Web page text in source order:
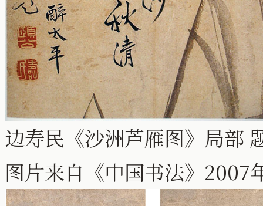
边寿民《沙洲芦雁图》局部
图片来自《中国书法》2007